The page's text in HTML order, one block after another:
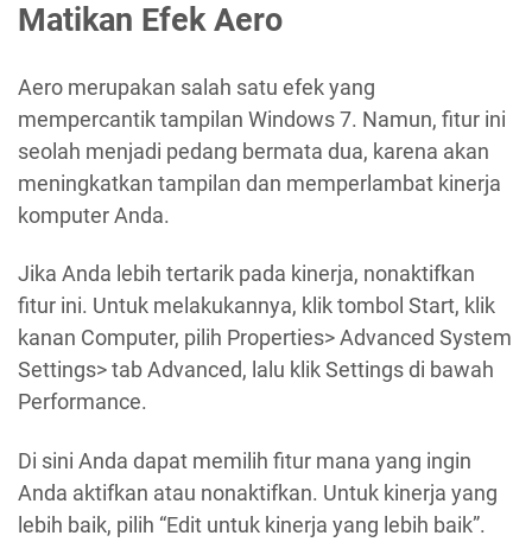
Matikan Efek Aero
Aero merupakan salah satu efek yang
mempercantik tampilan Windows 7. Namun, fitur ini
seolah menjadi pedang bermata dua, karena akan
meningkatkan tampilan dan memperlambat kinerja
komputer Anda.
Jika Anda lebih tertarik pada kinerja, nonaktifkan
fitur ini. Untuk melakukannya, klik tombol Start, klik
kanan Computer, pilih Properties> Advanced System
Settings> tab Advanced, lalu klik Settings di bawah
Performance.
Di sini Anda dapat memilih fitur mana yang ingin
Anda aktifkan atau nonaktifkan. Untuk kinerja yang
lebih baik, pilih “Edit untuk kinerja yang lebih baik”.